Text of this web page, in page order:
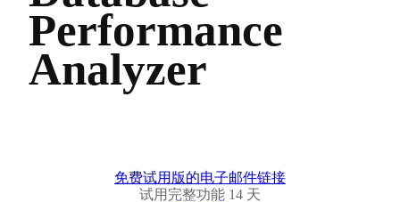
Performance
Analyzer
免费试用版的电子邮件链接
试用完整功能 14 天